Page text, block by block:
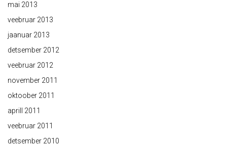
mai 2013
veebruar 2013
jaanuar 2013
detsember 2012
veebruar 2012
november 2011
oktoober 2011
aprill 2011
veebruar 2011
detsember 2010